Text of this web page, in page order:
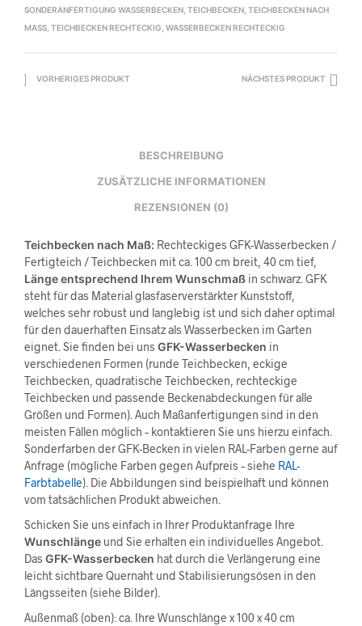
SONDERANFERTIGUNG WASSERBECKEN TEICHBECKEN TEICHBECKEN NACH
MASS
TEICHBECKEN RECHTECKIG WASSERBECKEN RECHTECKIG
VORHERIGES PRODUKT NÄCHSTES PRODUKT
BESCHREIBUNG
ZUSÄTZLICHE INFORMATIONEN
REZENSIONEN (0)
Teichbecken nach Maß: Rechteckiges GFK-Wasserbecken /
Fertigteich / Teichbecken mit ca. 100 cm breit, 40 cm tief,
Länge entsprechend Ihrem Wunschmaß in schwarz. GFK
steht für das Material glasfaserverstärkter Kunststoff,
welches sehr robust und langlebig ist und sich daher optimal
für den dauerhaften Einsatz als Wasserbecken im Garten
eignet. Sie finden bei uns GFK-Wasserbecken in
verschiedenen Formen (runde Teichbecken, eckige
Teichbecken, quadratische Teichbecken, rechteckige
Teichbecken und passende Beckenabdeckungen für alle
Größen und Formen). Auch Maßanfertigungen sind in den
meisten Fällen möglich – kontaktieren Sie uns hierzu einfach.
Sonderfarben der GFK-Becken in vielen RAL-Farben gerne auf
Anfrage (mögliche Farben gegen Aufpreis – siehe RAL-
Farbtabelle). Die Abbildungen sind beispielhaft und können
vom tatsächlichen Produkt abweichen.
Schicken Sie uns einfach in Ihrer Produktanfrage Ihre
Wunschlänge und Sie erhalten ein individuelles Angebot.
Das GFK-Wasserbecken hat durch die Verlängerung eine
leicht sichtbare Quernaht und Stabilisierungsösen in den
Längsseiten (siehe Bilder).
Außenmaß (oben): ca. Ihre Wunschlänge x 100 x 40 cm